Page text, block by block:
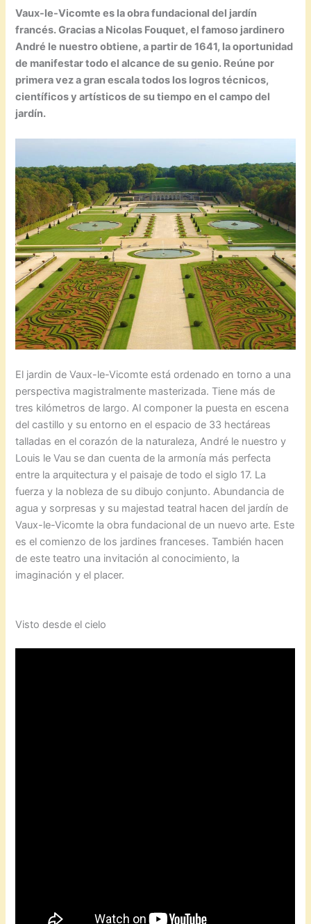
Vaux-le-Vicomte es la obra fundacional del jardín
francés. Gracias a Nicolas Fouquet, el famoso jardinero
André le nuestro obtiene, a partir de 1641, la oportunidad
de manifestar todo el alcance de su genio. Reúne por
primera vez a gran escala todos los logros técnicos,
científicos y artísticos de su tiempo en el campo del
jardín.
El jardin de Vaux-le-Vicomte está ordenado en torno a una
perspectiva magistralmente masterizada. Tiene más de
tres kilómetros de largo. Al componer la puesta en escena
del castillo y su entorno en el espacio de 33 hectáreas
talladas en el corazón de la naturaleza, André le nuestro y
Louis le Vau se dan cuenta de la armonía más perfecta
entre la arquitectura y el paisaje de todo el siglo 17. La
fuerza y la nobleza de su dibujo conjunto. Abundancia de
agua y sorpresas y su majestad teatral hacen del jardín de
Vaux-le-Vicomte la obra fundacional de un nuevo arte. Este
es el comienzo de los jardines franceses. También hacen
de este teatro una invitación al conocimiento, la
imaginación y el placer.
Visto desde el cielo